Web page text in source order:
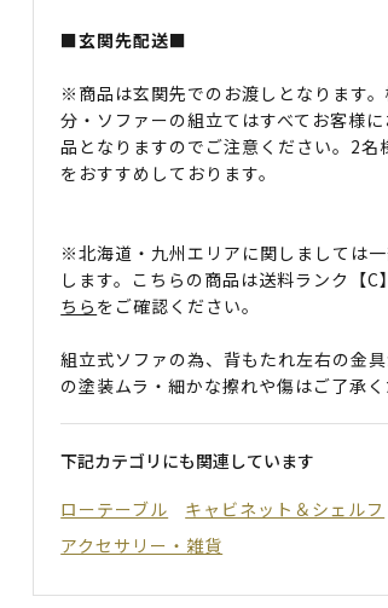
■玄関先配送■
※商品は玄関先でのお渡しとなります
分・ソファーの組立てはすべてお客様
品となりますのでご注意ください。2名
をおすすめしております。
※北海道・九州エリアに関しましては
します。こちらの商品は送料ランク【C
ちら をご確認ください。
組立式ソファの為、背もたれ左右の金
の塗装ムラ・細かな擦れや傷はご了承く
下記カテゴリにも関連しています
ローテーブル
キャビネット＆シェルフ
アクセサリー・雑貨